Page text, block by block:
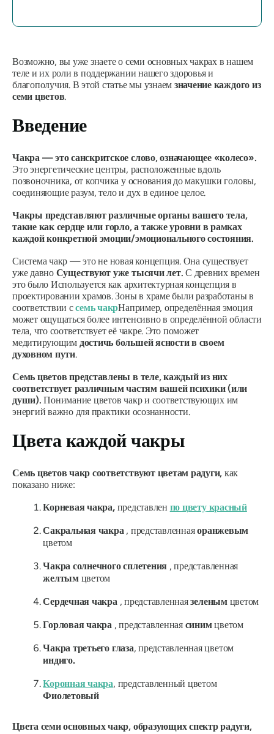
Возможно, вы уже знаете о семи основных чакрах в нашем
теле и их роли в поддержании нашего здоровья и
благополучия. В этой статье мы узнаем значение каждого из
семи цветов.
Введение
Чакра — это санскритское слово, означающее «колесо».
Это энергетические центры, расположенные вдоль
позвоночника, от копчика у основания до макушки головы,
соединяющие разум, тело и дух в единое целое.
Чакры представляют различные органы вашего тела,
такие как сердце или горло, а также уровни в рамках
каждой конкретной эмоции/эмоционального состояния.
Система чакр — это не новая концепция. Она существует
уже давноСуществуют уже тысячи лет. С древних времен
это было Используется как архитектурная концепция в
проектировании храмов. Зоны в храмебыли разработаны в
соответствии ссемь чакрНапример, определённая эмоция
может ощущаться более интенсивно в определённой области
тела, что соответствует её чакре. Это поможет
медитирующим достичь большей ясности в своем
духовном пути.
Семь цветов представлены в теле, каждый из них
соответствует различным частям вашей психики (или
души).Понимание цветов чакр и соответствующих им
энергий важно для практики осознанности.
Цвета каждой чакры
Семь цветов чакр соответствуют цветам радуги, как
показано ниже:
Корневая чакра,представлен по цветукрасный
Сакральная чакра, представленнаяоранжевым
цветом
Чакра солнечного сплетения , представленная
желтымцветом
Сердечная чакра, представленнаязеленымцветом
Горловая чакра , представленная синимцветом
Чакра третьего глаза, представленная цветом
индиго.
Коронная чакра, представленный цветом
Фиолетовый
Цвета семи основных чакр, образующих спектр радуги,